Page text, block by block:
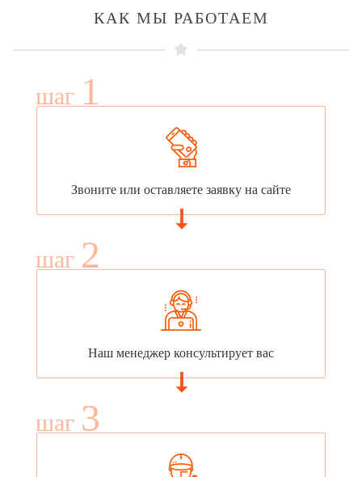
КАК МЫ РАБОТАЕМ
шаг 1
Звоните или оставляете заявку на сайте
шаг 2
Наш менеджер консультирует вас
шаг 3